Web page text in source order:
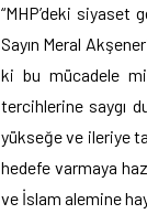
“MHP’deki siyaset
Sayın Meral
ki bu mücadele
tercihlerine saygı
yükseğe ve ileriye
hedefe varmaya
ve İslam alemine